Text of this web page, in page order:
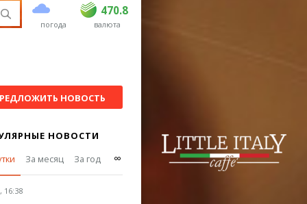
погода
470.8
USD 468.5 470.8
EUR валюта
НОВОСТЬ
НОВОСТИ
За месяц За год ∞
16:38